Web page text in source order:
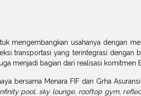
mengembangkan usahanya dengan
transportasi yang terintegrasi dengan
menjadi bagian dari realisasi komitmen
bersama Menara FIF dan Grha
pool, sky lounge, rooftop gym,